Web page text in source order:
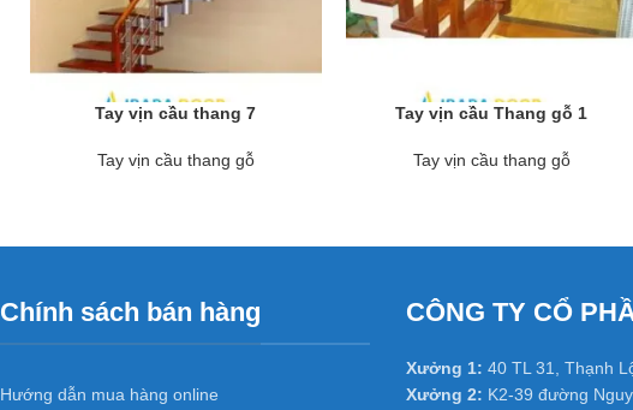
Tay vịn cầu thang 7
Tay vịn cầu thang gỗ
Tay vịn cầu Thang gỗ 1
Tay vịn cầu thang gỗ
Chính sách bán hàng
Hướng dẫn mua hàng online
CÔNG TY CỔ
Xưởng 1: 40 TL 31, Thạnh
Xưởng 2: K2-39 đường